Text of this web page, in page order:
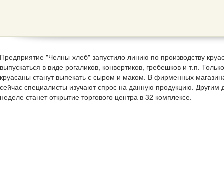
Предприятие "Челны-хлеб" запустило линию по производству
выпускаться в виде рогаликов, конвертиков, гребешков и т.п.
круасаны станут выпекать с сыром и маком. В фирменных
сейчас специалисты изучают спрос на данную продукцию.
неделе станет открытие торгового центра в 32 комплексе.